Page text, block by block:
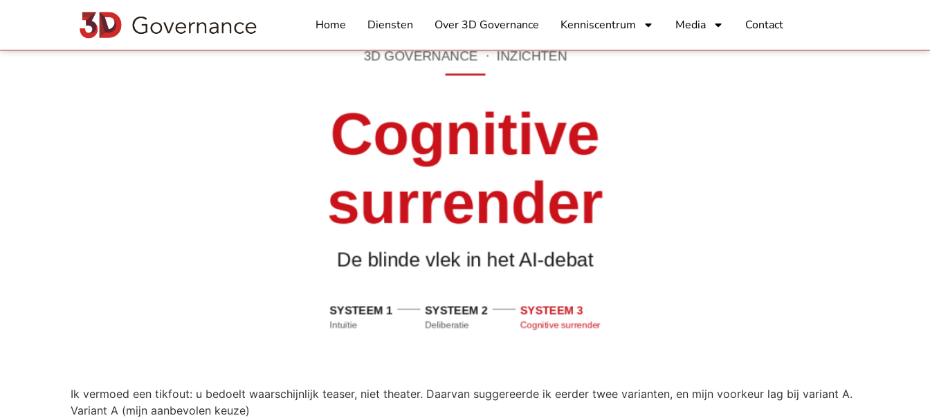
Home Diensten Over 3D Governance Kenniscentrum Media Contact
Cognitive surrender: de blinde vlek in het AI-debat
Ik vermoed een tikfout: u bedoelt waarschijnlijk teaser, niet theater. Daarvan suggereerde ik eerder twee varianten, en mijn voorkeur lag bij variant A.
Variant A (mijn aanbevolen keuze)